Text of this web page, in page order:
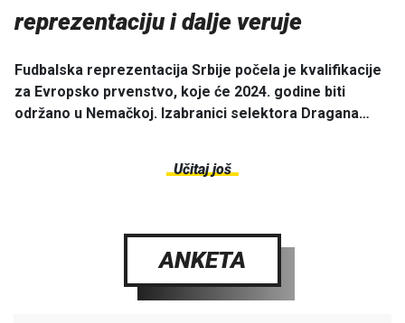
reprezentaciju i dalje veruje
Fudbalska reprezentacija Srbije počela je kvalifikacije
za Evropsko prvenstvo, koje će 2024. godine biti
održano u Nemačkoj. Izabranici selektora Dragana…
Učitaj još
ANKETA